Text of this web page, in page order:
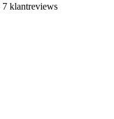
7 klantreviews